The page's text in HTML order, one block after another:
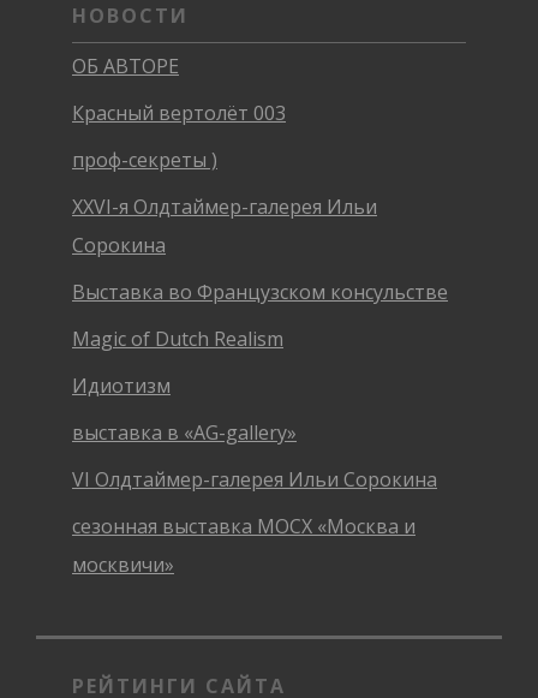
НОВОСТИ
ОБ АВТОРЕ
Красный вертолёт 003
проф-секреты )
XXVI-я Олдтаймер-галерея Ильи
Сорокина
Выставка во Французском консульстве
Magic of Dutch Realism
Идиотизм
выставка в «AG-gallery»
VI Олдтаймер-галерея Ильи Сорокина
сезонная выставка МОСХ «Москва и
москвичи»
РЕЙТИНГИ САЙТА